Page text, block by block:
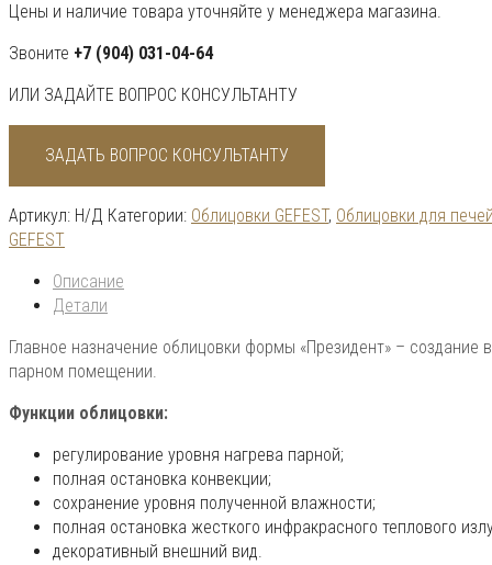
Цены и наличие товара уточняйте у менеджера магазина.
Звоните +7 (904) 031-04-64
ИЛИ ЗАДАЙТЕ ВОПРОС КОНСУЛЬТАНТУ
ЗАДАТЬ ВОПРОС КОНСУЛЬТАНТУ
Артикул: Н/Д Категории: Облицовки GEFEST, Облицовки для
GEFEST
Описание
Детали
Главное назначение облицовки формы «Президент» –
парном помещении.
Функции облицовки:
регулирование уровня нагрева парной;
полная остановка конвекции;
сохранение уровня полученной влажности;
полная остановка жесткого инфракрасного теплового
декоративный внешний вид.